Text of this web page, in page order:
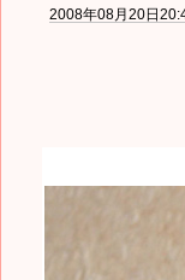
2008年08月20日